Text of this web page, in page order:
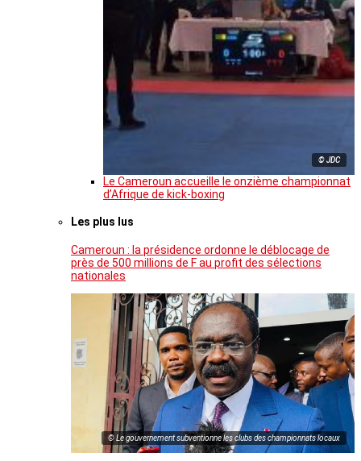
© JDC
Le Cameroun accueille le onzième championnat
d’Afrique de kick-boxing
Les plus lus
Cameroun : la présidence ordonne le déblocage de
près de 500 millions de F au profit des sélections
nationales
© Le gouvernement subventionne les clubs des championnats locaux